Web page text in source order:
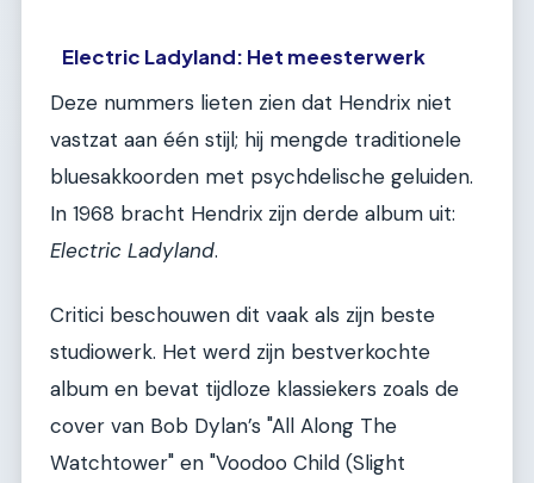
Electric Ladyland: Het meesterwerk
Deze nummers lieten zien dat Hendrix niet
vastzat aan één stijl; hij mengde traditionele
bluesakkoorden met psychdelische geluiden.
In 1968 bracht Hendrix zijn derde album uit:
Electric Ladyland.
Critici beschouwen dit vaak als zijn beste
studiowerk. Het werd zijn bestverkochte
album en bevat tijdloze klassiekers zoals de
cover van Bob Dylan’s "All Along The
Watchtower" en "Voodoo Child (Slight